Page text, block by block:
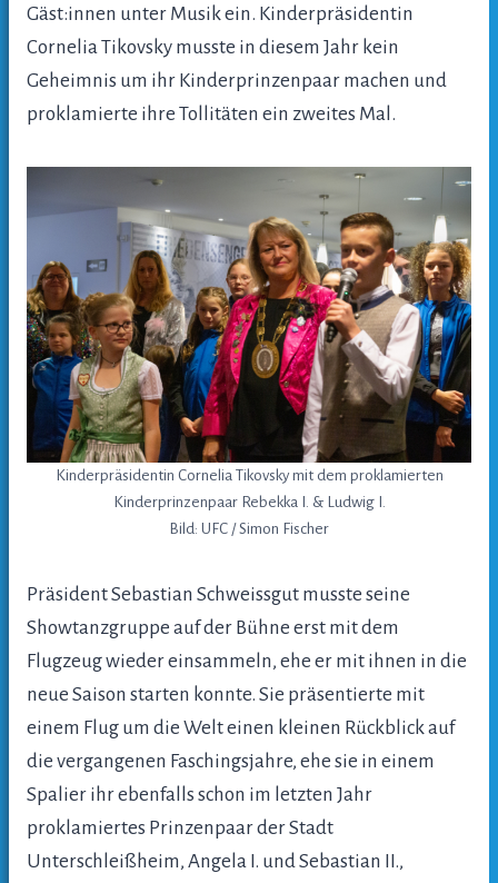
Gäst:innen unter Musik ein. Kinderpräsidentin
Cornelia Tikovsky musste in diesem Jahr kein
Geheimnis um ihr Kinderprinzenpaar machen und
proklamierte ihre Tollitäten ein zweites Mal.
Kinderpräsidentin Cornelia Tikovsky mit dem proklamierten
Kinderprinzenpaar Rebekka I. & Ludwig I.
Bild: UFC / Simon Fischer
Präsident Sebastian Schweissgut musste seine
Showtanzgruppe auf der Bühne erst mit dem
Flugzeug wieder einsammeln, ehe er mit ihnen in die
neue Saison starten konnte. Sie präsentierte mit
einem Flug um die Welt einen kleinen Rückblick auf
die vergangenen Faschingsjahre, ehe sie in einem
Spalier ihr ebenfalls schon im letzten Jahr
proklamiertes Prinzenpaar der Stadt
Unterschleißheim, Angela I. und Sebastian II.,